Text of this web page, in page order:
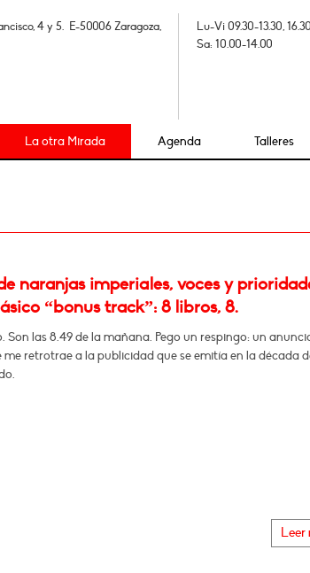
4 y 5. E-50006 Zaragoza,
Lu-Vi 09.30-13.30,
Sa: 10.00-14.00
La otra Mirada Agenda Talleres
naranjas imperiales, voces y
“bonus track”: 8 libros, 8.
Son las 8.49 de la mañana. Pego un respingo: un
retrotrae a la publicidad que se emitía en la década
Leer